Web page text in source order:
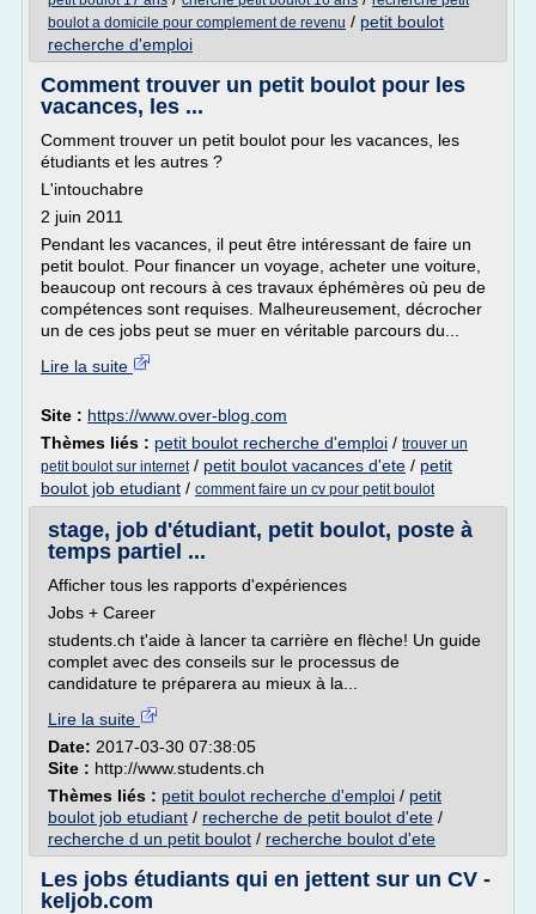
boulot a domicile pour complement de revenu / petit boulot
recherche d'emploi
Comment trouver un petit boulot pour les
vacances, les ...
Comment trouver un petit boulot pour les vacances, les
étudiants et les autres ?
L'intouchabre
2 juin 2011
Pendant les vacances, il peut être intéressant de faire un
petit boulot. Pour financer un voyage, acheter une voiture,
beaucoup ont recours à ces travaux éphémères où peu de
compétences sont requises. Malheureusement, décrocher
un de ces jobs peut se muer en véritable parcours du...
Lire la suite
Site : https://www.over-blog.com
Thèmes liés : petit boulot recherche d'emploi / trouver un
petit boulot sur internet/ petit boulot vacances d'ete / petit
boulot job etudiant / comment faire un cv pour petit boulot
stage, job d'étudiant, petit boulot, poste à
temps partiel ...
Afficher tous les rapports d'expériences
Jobs + Career
students.ch t'aide à lancer ta carrière en flèche! Un guide
complet avec des conseils sur le processus de
candidature te préparera au mieux à la...
Lire la suite
Date: 2017-03-30 07:38:05
Site : http://www.students.ch
Thèmes liés : petit boulot recherche d'emploi / petit
boulot job etudiant / recherche de petit boulot d'ete /
recherche d un petit boulot / recherche boulot d'ete
Les jobs étudiants qui en jettent sur un CV -
keljob.com